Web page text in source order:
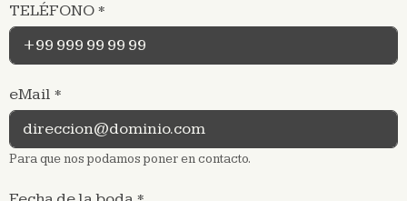
TELÉFONO*
eMail *
Para que nos podamos poner en contacto.